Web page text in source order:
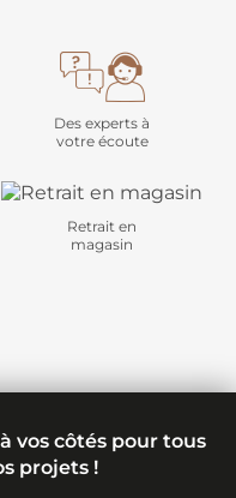
Des experts à
votre écoute
Retrait en
magasin
vos côtés pour tous
projets !